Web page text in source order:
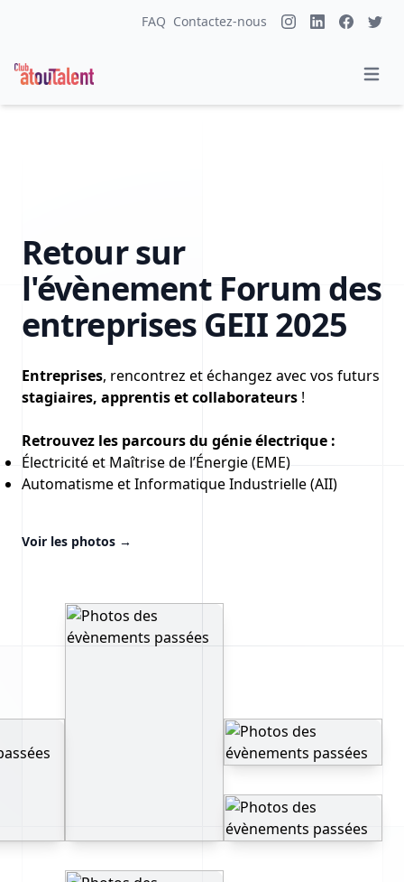
FAQ Contactez-nous
Retour sur
l'évènement Forum des
entreprises GEII 2025
Entreprises, rencontrez et échangez avec vos futurs
stagiaires, apprentis et collaborateurs !
Retrouvez les parcours du génie électrique :
Électricité et Maîtrise de l’Énergie (EME)
Automatisme et Informatique Industrielle (AII)
Voir les photos →